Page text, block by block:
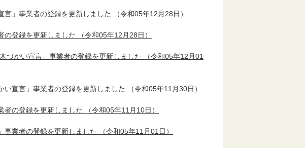
言」事業者の登録を更新しました （令和05年12月28日）
の登録を更新しました （令和05年12月28日）
づかい宣言」事業者の登録を更新しました
（令和05年12月01
い宣言」事業者の登録を更新しました （令和05年11月30日）
者の登録を更新しました （令和05年11月10日）
事業者の登録を更新しました （令和05年11月01日）